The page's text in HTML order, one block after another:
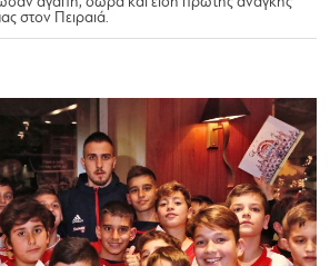
στον Πειραιά.